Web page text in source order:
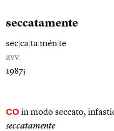
seccatamente
sec ca ta mén te
avv.
1987;
CO in modo seccato,
seccatamente